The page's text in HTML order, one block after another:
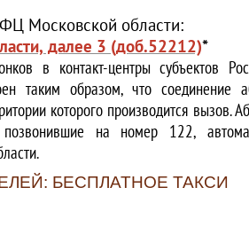
Московской области:
далее 3 (доб.52212)*
в контакт-центры субъектов
таким образом, что соединение
которого производится вызов.
на номер 122,
БЕСПЛАТНОЕ ТАКСИ